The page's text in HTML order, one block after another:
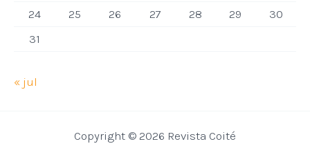
24
25 26 27 28 29
30
31
« jul
Copyright © 2026 Revista Coité